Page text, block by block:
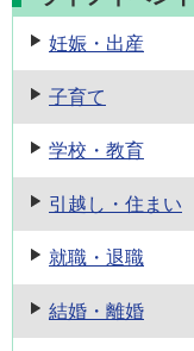
妊娠・出産
子育て
学校・教育
引越し・住まい
就職・退職
結婚・離婚